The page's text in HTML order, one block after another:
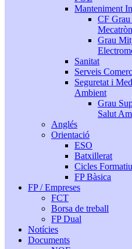
Manteniment
CF
Grau
Sanitat
Serveis
Seguretat i
Ambient
Grau
Salut
Anglés
Orientació
ESO
Batxillerat
Cicles
FP Bàsica
FP / Empreses
FCT
Borsa de treball
FP Dual
Notícies
Documents